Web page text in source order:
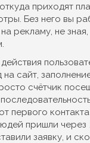
приходят
Без него вы
рекламу, не
сайт,
счётчик
первого
пришли через
заявку, и